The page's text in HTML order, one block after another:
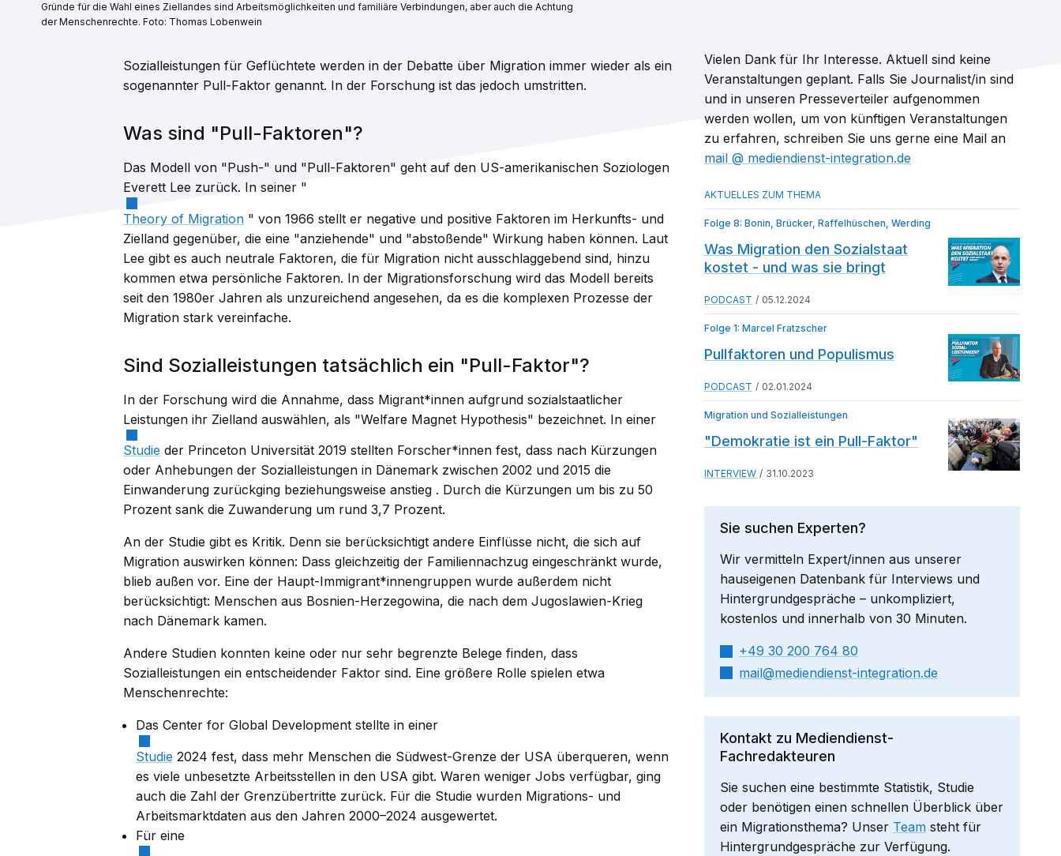
Gründe für die Wahl eines Ziellandes sind Arbeitsmöglichkeiten und familiäre Verbindungen, aber auch die Achtung
der Menschenrechte. Foto: Thomas Lobenwein
Sozialleistungen für Geflüchtete werden in der Debatte über Migration immer wieder als ein
sogenannter Pull-Faktor genannt. In der Forschung ist das jedoch umstritten.
Was sind "Pull-Faktoren"?
Das Modell von "Push-" und "Pull-Faktoren" geht auf den US-amerikanischen Soziologen
Everett Lee zurück. In seiner "
Theory of Migration " von 1966 stellt er negative und positive Faktoren im Herkunfts- und
Zielland gegenüber, die eine "anziehende" und "abstoßende" Wirkung haben können. Laut
Lee gibt es auch neutrale Faktoren, die für Migration nicht ausschlaggebend sind, hinzu
kommen etwa persönliche Faktoren. In der Migrationsforschung wird das Modell bereits
seit den 1980er Jahren als unzureichend angesehen, da es die komplexen Prozesse der
Migration stark vereinfache.
Sind Sozialleistungen tatsächlich ein "Pull-Faktor"?
In der Forschung wird die Annahme, dass Migrant*innen aufgrund sozialstaatlicher
Leistungen ihr Zielland auswählen, als "Welfare Magnet Hypothesis" bezeichnet. In einer
Studie der Princeton Universität 2019 stellten Forscher*innen fest, dass nach Kürzungen
oder Anhebungen der Sozialleistungen in Dänemark zwischen 2002 und 2015 die
Einwanderung zurückging beziehungsweise anstieg . Durch die Kürzungen um bis zu 50
Prozent sank die Zuwanderung um rund 3,7 Prozent.
An der Studie gibt es Kritik. Denn sie berücksichtigt andere Einflüsse nicht, die sich auf
Migration auswirken können: Dass gleichzeitig der Familiennachzug eingeschränkt wurde,
blieb außen vor. Eine der Haupt-Immigrant*innengruppen wurde außerdem nicht
berücksichtigt: Menschen aus Bosnien-Herzegowina, die nach dem Jugoslawien-Krieg
nach Dänemark kamen.
Andere Studien konnten keine oder nur sehr begrenzte Belege finden, dass
Sozialleistungen ein entscheidender Faktor sind. Eine größere Rolle spielen etwa
Menschenrechte:
Das Center for Global Development stellte in einer
Studie 2024 fest, dass mehr Menschen die Südwest-Grenze der USA überqueren, wenn
es viele unbesetzte Arbeitsstellen in den USA gibt. Waren weniger Jobs verfügbar, ging
auch die Zahl der Grenzübertritte zurück. Für die Studie wurden Migrations- und
Arbeitsmarktdaten aus den Jahren 2000–2024 ausgewertet.
Für eine
Vielen Dank für Ihr Interesse. Aktuell sind keine
Veranstaltungen geplant. Falls Sie Journalist/in sind
und in unseren Presseverteiler aufgenommen
werden wollen, um von künftigen Veranstaltungen
zu erfahren, schreiben Sie uns gerne eine Mail an
mail​
mediendienst-integration.de
Folge 8: Bonin, Brücker, Raffelhüschen, Werding
Was Migration den Sozialstaat
kostet - und was sie bringt
PODCAST 05.12.2024
Folge 1: Marcel Fratzscher
Pullfaktoren und Populismus
PODCAST 02.01.2024
Migration und Sozialleistungen
"Demokratie ist ein Pull-Faktor"
INTERVIEW 31.10.2023
Sie suchen Experten?
Wir vermitteln Expert/innen aus unserer
hauseigenen Datenbank für Interviews und
Hintergrundgespräche – unkompliziert,
kostenlos und innerhalb von 30 Minuten.
+49 30 200 764 80
mail​
mediendienst-integration.de
Kontakt zu Mediendienst-
Fachredakteuren
Sie suchen eine bestimmte Statistik, Studie
oder benötigen einen schnellen Überblick über
ein Migrationsthema? Unser Team steht für
Hintergrundgespräche zur Verfügung.